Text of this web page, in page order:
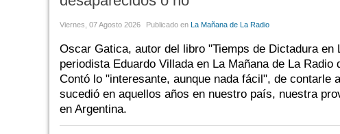
Viernes, 07 Agosto 2026 Publicado en La Mañana de La Radio
Oscar Gatica, autor del libro "Tiemps de Dictadura
periodista Eduardo Villada en La Mañana de La
Contó lo "interesante, aunque nada fácil", de
sucedió en aquellos años en nuestro país, nuestra
en Argentina.